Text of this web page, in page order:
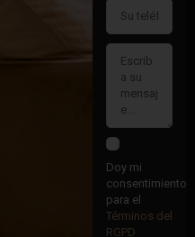
Doy mi
consentimiento
para el
Términos del
RGPD